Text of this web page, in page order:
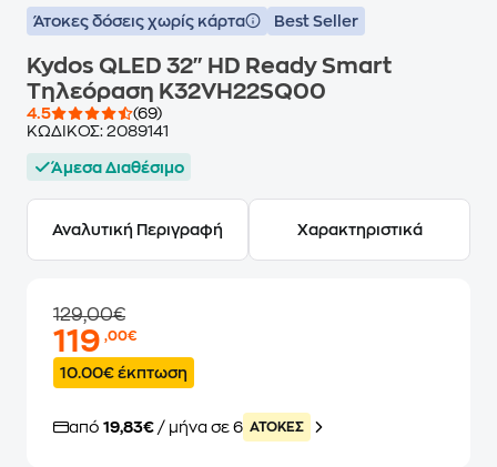
Άτοκες δόσεις χωρίς κάρτα Best Seller
Kydos QLED 32" HD Ready Smart
Τηλεόραση K32VH22SQ00
4.5
(69)
ΚΩΔΙΚΟΣ: 2089141
Άμεσα Διαθέσιμο
Αναλυτική Περιγραφή Χαρακτηριστικά
129,00€
119,00€
10.00€ έκπτωση
από 19,83€ / μήνα σε 6 ATOKEΣ